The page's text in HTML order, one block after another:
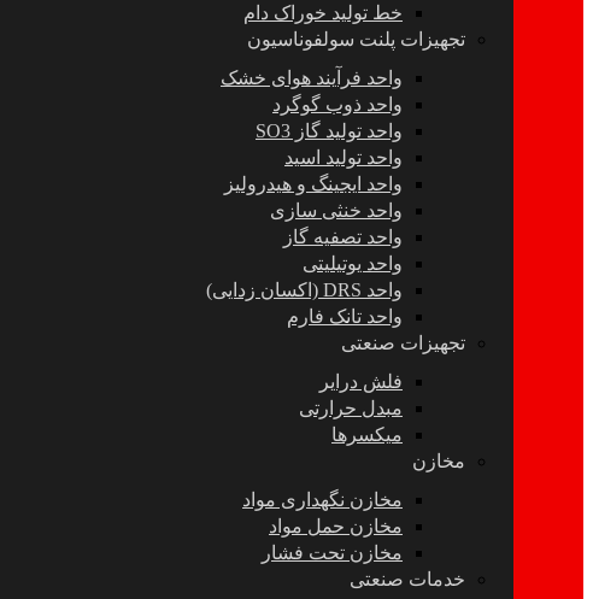
خط تولید خوراک دام
تجهیزات پلنت سولفوناسیون
واحد فرآیند هوای خشک
واحد ذوب گوگرد
واحد تولید گاز SO3
واحد تولید اسید
واحد ایجینگ و هیدرولیز
واحد خنثی سازی
واحد تصفیه گاز
واحد یوتیلیتی
واحد DRS (اکسان زدایی)
واحد تانک فارم
تجهیزات صنعتی
فلش درایر
مبدل حرارتی
میکسرها
مخازن
مخازن نگهداری مواد
مخازن حمل مواد
مخازن تحت فشار
خدمات صنعتی